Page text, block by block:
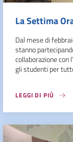
La Settima
Dal mese di
stanno
collaborazione con
gli studenti per
LEGGI DI PIÙ